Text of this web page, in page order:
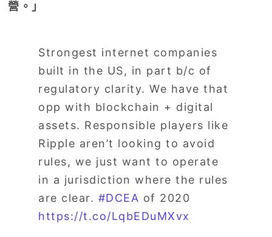
營。」
Strongest internet companies
built in the US, in part b/c of
regulatory clarity. We have that
opp with blockchain + digital
assets. Responsible players like
Ripple aren’t looking to avoid
rules, we just want to operate
in a jurisdiction where the rules
are clear. #DCEA of 2020
https://t.co/LqbEDuMXvx